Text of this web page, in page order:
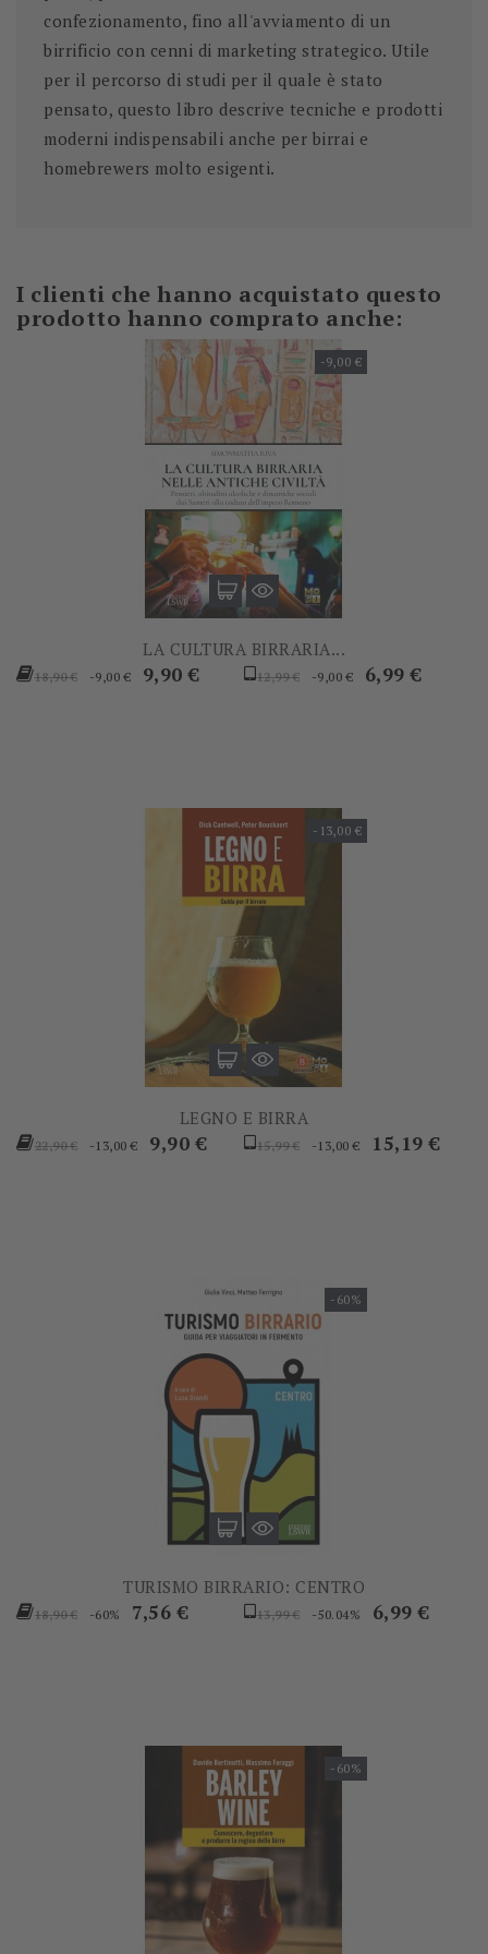
confezionamento, fino all'avviamento di un
birrificio con cenni di marketing strategico. Utile
per il percorso di studi per il quale è stato
pensato, questo libro descrive tecniche e prodotti
moderni indispensabili anche per birrai e
homebrewers molto esigenti.
I clienti che hanno acquistato questo
prodotto hanno comprato anche:
-9,00 €
LA CULTURA BIRRARIA...
Prezzo
18,90 € -9,00 € Prezzo
9,90 €
Prezzo
12,99 € -9,00 € Prezzo
6,99 €
-13,00 €
LEGNO E BIRRA
Prezzo
22,90 € -13,00 € Prezzo
9,90 €
Prezzo
15,99 € -13,00 € Prezzo
15,19 €
-60%
TURISMO BIRRARIO: CENTRO
Prezzo
18,90 € -60% Prezzo
7,56 €
Prezzo
13,99 € -50.04% Prezzo
6,99 €
-60%